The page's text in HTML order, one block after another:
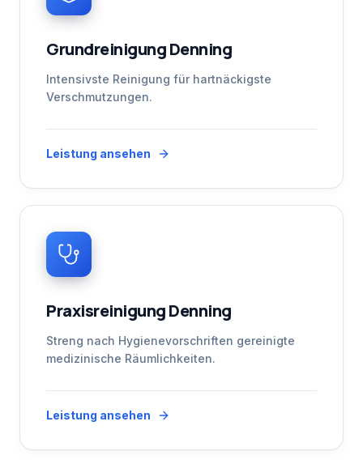
Grundreinigung Denning
Intensivste Reinigung für hartnäckigste
Verschmutzungen.
Leistung ansehen
Praxisreinigung Denning
Streng nach Hygienevorschriften gereinigte
medizinische Räumlichkeiten.
Leistung ansehen